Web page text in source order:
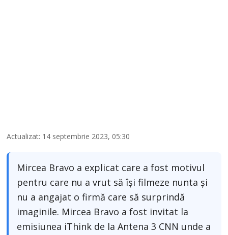
Actualizat: 14 septembrie 2023, 05:30
Mircea Bravo a explicat care a fost motivul
pentru care nu a vrut să își filmeze nunta și
nu a angajat o firmă care să surprindă
imaginile. Mircea Bravo a fost invitat la
emisiunea iThink de la Antena 3 CNN unde a